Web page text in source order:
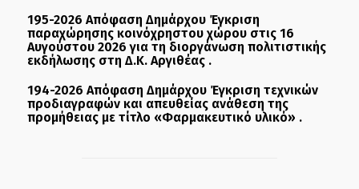
195-2026 Απόφαση Δημάρχου Έγκριση
παραχώρησης κοινόχρηστου χώρου στις 16
Αυγούστου 2026 για τη διοργάνωση πολιτιστικής
εκδήλωσης στη Δ.Κ. Αργιθέας .
194-2026 Απόφαση Δημάρχου Έγκριση τεχνικών
προδιαγραφών και απευθείας ανάθεση της
προμήθειας με τίτλο «Φαρμακευτικό υλικό» .